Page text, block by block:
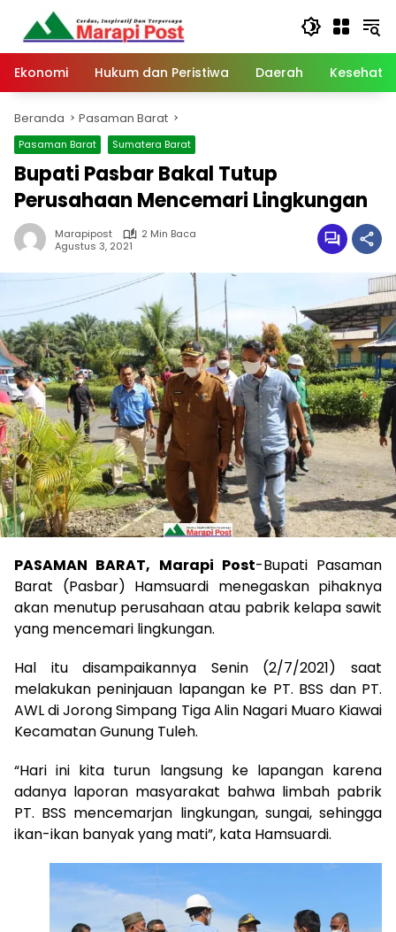
Langsung
konten
Ekonomi
Hukum dan Peristiwa Daerah
Beranda Pasaman Barat
Pasaman Barat Sumatera Barat
Bupati Pasbar Bakal Tutup
Perusahaan Mencemari Lingkungan
Marapipost
2 Min Baca
Agustus 3, 2021
PASAMAN BARAT, Marapi Post-Bupati Pasaman
Barat (Pasbar) Hamsuardi menegaskan pihaknya
akan menutup perusahaan atau pabrik kelapa sawit
yang mencemari lingkungan.
Hal itu disampaikannya Senin (2/7/2021) saat
melakukan peninjauan lapangan ke PT. BSS dan PT.
AWL di Jorong Simpang Tiga Alin Nagari Muaro Kiawai
Kecamatan Gunung Tuleh.
“Hari ini kita turun langsung ke lapangan karena
adanya laporan masyarakat bahwa limbah pabrik
PT. BSS mencemarjan lingkungan, sungai, sehingga
ikan-ikan banyak yang mati”, kata Hamsuardi.